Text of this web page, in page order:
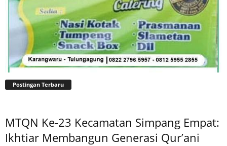
Postingan Terbaru
MTQN Ke-23 Kecamatan Simpang Empat:
Ikhtiar Membangun Generasi Qur’ani